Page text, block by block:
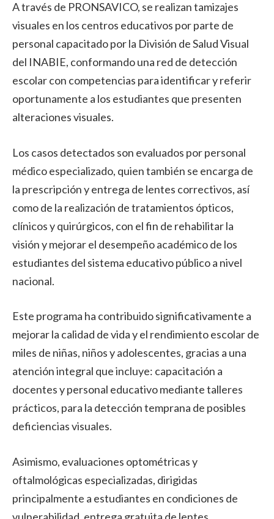
A través de PRONSAVICO, se realizan tamizajes
visuales en los centros educativos por parte de
personal capacitado por la División de Salud Visual
del INABIE, conformando una red de detección
escolar con competencias para identificar y referir
oportunamente a los estudiantes que presenten
alteraciones visuales.
Los casos detectados son evaluados por personal
médico especializado, quien también se encarga de
la prescripción y entrega de lentes correctivos, así
como de la realización de tratamientos ópticos,
clínicos y quirúrgicos, con el fin de rehabilitar la
visión y mejorar el desempeño académico de los
estudiantes del sistema educativo público a nivel
nacional.
Este programa ha contribuido significativamente a
mejorar la calidad de vida y el rendimiento escolar de
miles de niñas, niños y adolescentes, gracias a una
atención integral que incluye: capacitación a
docentes y personal educativo mediante talleres
prácticos, para la detección temprana de posibles
deficiencias visuales.
Asimismo, evaluaciones optométricas y
oftalmológicas especializadas, dirigidas
principalmente a estudiantes en condiciones de